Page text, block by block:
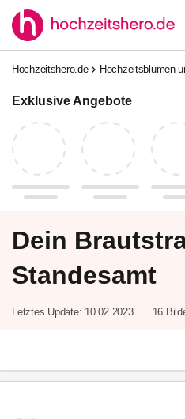
Hochzeitshero.de Hochzeitsblumen
Exklusive Angebote
Dein
Standesamt
Letztes Update: 10.02.2023 16